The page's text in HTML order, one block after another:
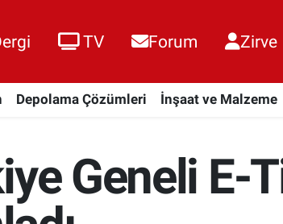
TV Forum Zirve
Depolama Çözümleri İnşaat ve Malzeme
Geneli E-